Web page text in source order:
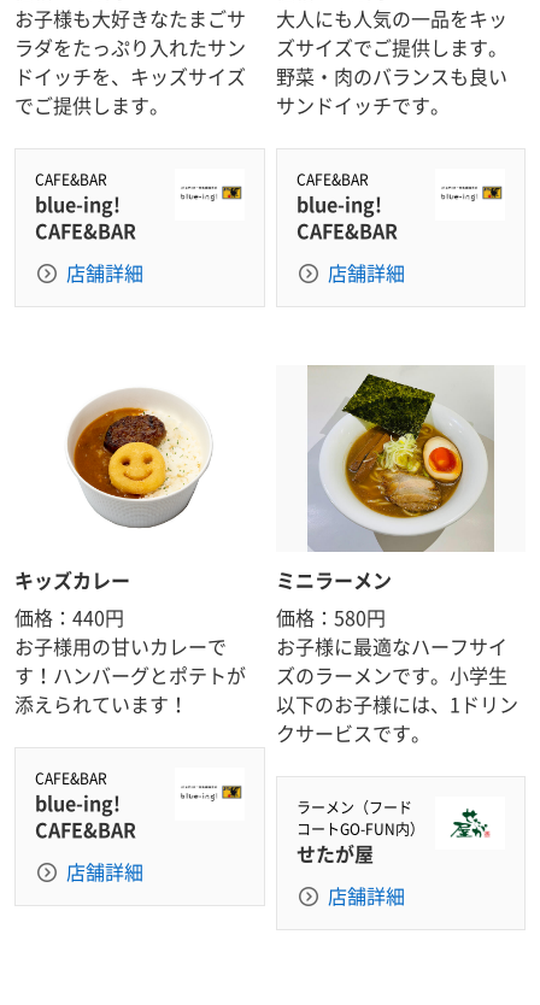
お子様も大好きなたまごサ
ラダをたっぷり入れたサン
ドイッチを、キッズサイズ
でご提供します。
CAFE&BAR
blue-ing!
CAFE&BAR
店舗詳細
大人にも人気の一品をキッ
ズサイズでご提供します。
野菜・肉のバランスも良い
サンドイッチです。
CAFE&BAR
blue-ing!
CAFE&BAR
店舗詳細
キッズカレー
価格：440円
お子様用の甘いカレーで
す！ハンバーグとポテトが
添えられています！
CAFE&BAR
blue-ing!
CAFE&BAR
店舗詳細
ミニラーメン
価格：580円
お子様に最適なハーフサイ
ズのラーメンです。小学生
以下のお子様には、1ドリン
クサービスです。
ラーメン（フード
コートGO-FUN内）
せたが屋
店舗詳細